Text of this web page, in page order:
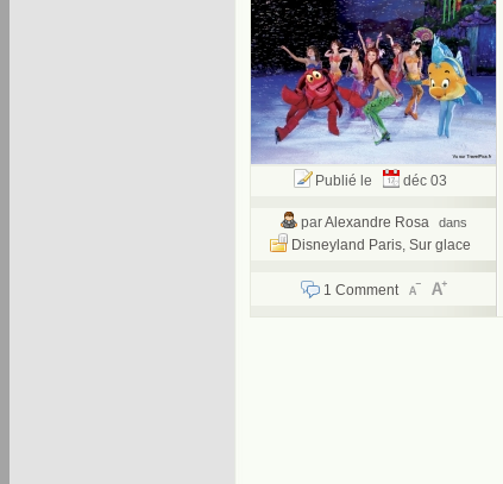
Publié le déc 03
parAlexandre Rosa dans
Disneyland Paris, Sur glace
1 Comment